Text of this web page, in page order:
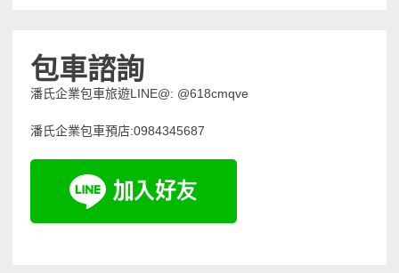
包車諮詢
潘氏企業包車旅遊LINE@: @618cmqve
潘氏企業包車預店:0984345687